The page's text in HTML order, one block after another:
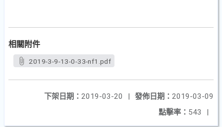
相關附件
2019-3-9-13-0-33-nf1.pdf
發佈日期： 2019-03-09
下架日期： 2019-03-20
|
點擊率： 543 |